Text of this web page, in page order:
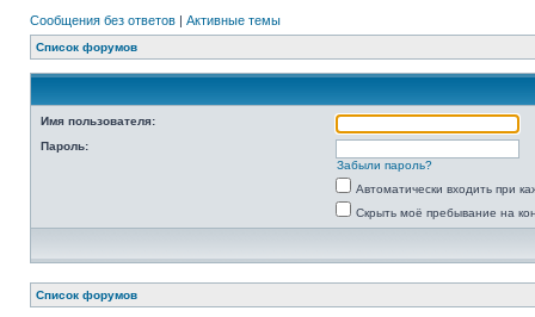
Сообщения без ответов | Активные темы
Список форумов
Имя пользователя:
Пароль:
Забыли пароль?
Автоматически входить при
Скрыть моё пребывание на
Список форумов